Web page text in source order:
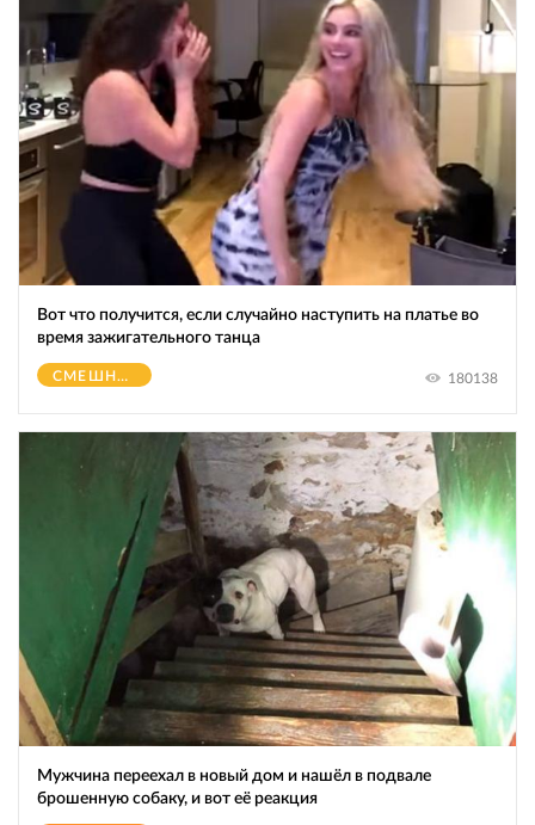
Вот что получится, если случайно наступить на платье во
время зажигательного танца
СМЕШНОЕ 180138
Мужчина переехал в новый дом и нашёл в подвале
брошенную собаку, и вот её реакция